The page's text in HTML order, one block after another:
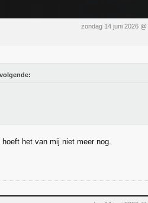
zondag 14 juni 2026
het van mij niet meer nog.